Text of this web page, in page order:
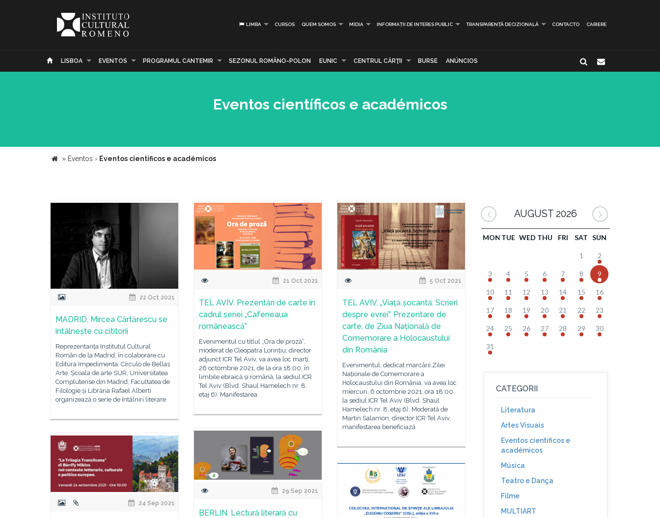
LIMBA CURSOS QUEM SOMOS MÍDIA INFORMAȚII DE INTERES PUBLIC TRANSPARENȚĂ DECIZIONALĂ CONTACTO CARIERE
LISBOA EVENTOS PROGRAMUL CANTEMIR SEZONUL ROMÂNO-POLON EUNIC CENTRUL CĂRŢII BURSE ANÚNCIOS
Eventos científicos e académicos
» Eventos › Eventos científicos e académicos
22 Oct 2021
MADRID. Mircea Cărtărescu se
întâlnește cu cititorii
Reprezentanța Institutul Cultural
Român de la Madrid, în colaborare cu
Editura Impedimenta, Círculo de Bellas
Arte, Școala de arte SUR, Universitatea
Complutense din Madrid, Facultatea de
Filologie și Librăria Rafael Alberti
organizează o serie de întâlniri literare
21 Oct 2021
TEL AVIV. Prezentări de carte în
cadrul seriei „Cafeneaua
românească”
Evenimentul cu titlul „Ora de proză”,
moderat de Cleopatra Lorințiu, director
adjunct ICR Tel Aviv, va avea loc marți,
26 octombrie 2021, de la ora 18:00, în
limbile ebraică și română, la sediul ICR
Tel Aviv (Blvd. Shaul Hamelech nr. 8,
etaj 6). Manifestarea
5 Oct 2021
TEL AVIV. „Viață șocantă. Scrieri
despre evrei”. Prezentare de
carte, de Ziua Națională de
Comemorare a Holocaustului
din România
Evenimentul, dedicat marcării Zilei
Naționale de Comemorare a
Holocaustului din România, va avea loc
miercuri, 6 octombrie 2021, ora 18:00,
la sediul ICR Tel Aviv (Blvd. Shaul
Hamelech nr. 8, etaj 6). Moderată de
Martin Salamon, director ICR Tel Aviv,
manifestarea beneficiază
29 Sep 2021
BERLIN. Lectură literară cu
24 Sep 2021
AUGUST 2026
MON TUE WED THU FRI SAT SUN
1 2
3 4 5 6 7 8 9
10 11 12 13 14 15 16
17 18 19 20 21 22 23
24 25 26 27 28 29 30
31
CATEGORII
Literatura
Artes Visuais
Eventos científicos e
académicos
Música
Teatro e Dança
Filme
MULTIART